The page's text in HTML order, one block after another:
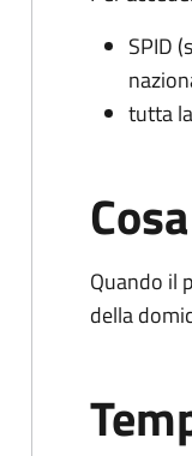
SPID
tutta
Quando il
della